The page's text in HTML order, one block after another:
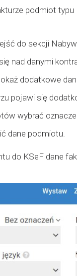
podmiot
do sekcji
nad danymi
dodatkowe
pojawi się
wybrać
dane podmiotu.
do KSeF dane